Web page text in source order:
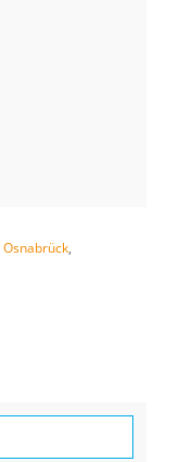
Osnabrück,